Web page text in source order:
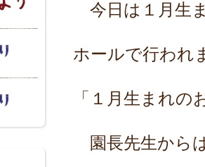
今日は１月生
ホールで行われ
「１月生まれ
園長先生から